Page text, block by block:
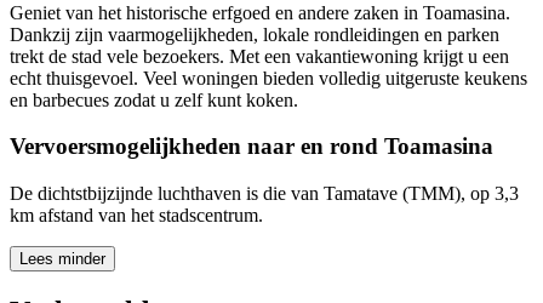
Geniet van het historische erfgoed en andere zaken in Toamasina.
Dankzij zijn vaarmogelijkheden, lokale rondleidingen en parken
trekt de stad vele bezoekers. Met een vakantiewoning krijgt u een
echt thuisgevoel. Veel woningen bieden volledig uitgeruste keukens
en barbecues zodat u zelf kunt koken.
Vervoersmogelijkheden naar en rond Toamasina
De dichtstbijzijnde luchthaven is die van Tamatave (TMM), op 3,3
km afstand van het stadscentrum.
Lees minder